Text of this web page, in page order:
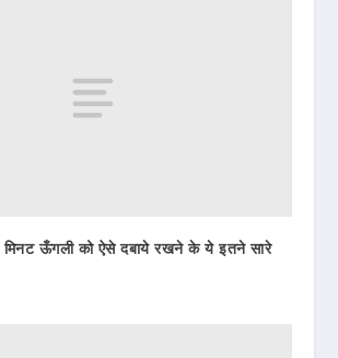
मिनट ऊँगली को ऐसे दबाये रखने के ये इतने सारे